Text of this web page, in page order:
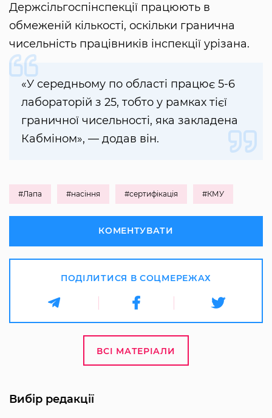
Держсільгоспінспекції працюють в
обмеженій кількості, оскільки гранична
чисельність працівників інспекції урізана.
«У середньому по області працює 5-6
лабораторій з 25, тобто у рамках тієї
граничної чисельності, яка закладена
Кабміном», — додав він.
#Лапа #насіння #сертифікація #КМУ
КОМЕНТУВАТИ
ПОДІЛИТИСЯ В СОЦМЕРЕЖАХ
ВСІ МАТЕРІАЛИ
Вибір редакції